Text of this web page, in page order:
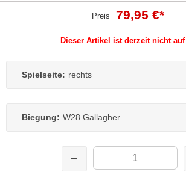
Preis 79,95 €*
Dieser Artikel ist derzeit nicht auf
Spielseite: rechts
Biegung: W28 Gallagher